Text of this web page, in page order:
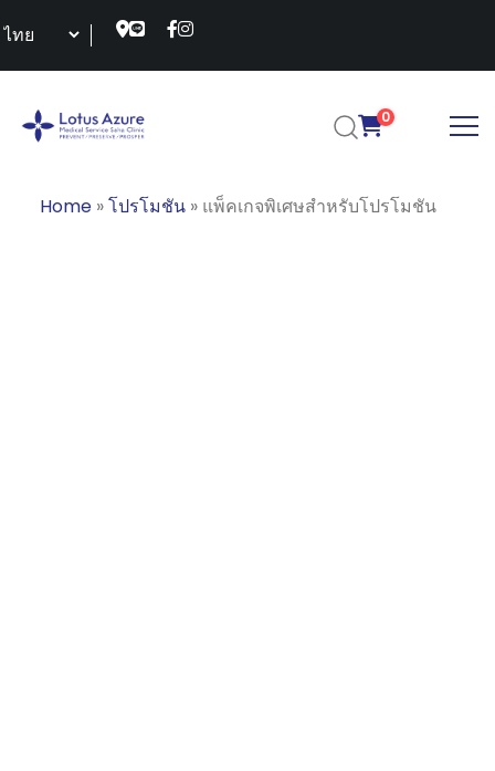
0
Home »โปรโมชัน » แพ็คเกจพิเศษสำหรับโปรโมชัน